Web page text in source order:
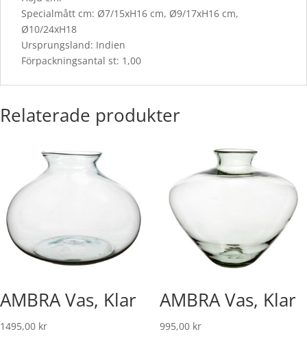
Specialmått cm: Ø7/15xH16 cm, Ø9/17xH16 cm,
Ø10/24xH18
Ursprungsland: Indien
Förpackningsantal st: 1,00
Relaterade produkter
AMBRA Vas, Klar
1495,00 kr
AMBRA Vas, Klar
995,00 kr